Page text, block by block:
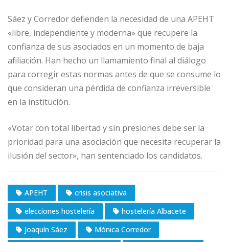
Sáez y Corredor defienden la necesidad de una APEHT
«libre, independiente y moderna» que recupere la
confianza de sus asociados en un momento de baja
afiliación. Han hecho un llamamiento final al diálogo
para corregir estas normas antes de que se consume lo
que consideran una pérdida de confianza irreversible
en la institución.
«Votar con total libertad y sin presiones debe ser la
prioridad para una asociación que necesita recuperar la
ilusión del sector», han sentenciado los candidatos.
APEHT
crisis asociativa
elecciones hostelería
hostelería Albacete
Joaquín Sáez
Mónica Corredor